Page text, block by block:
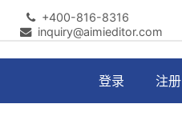
+400-816-8316
inquiry@aimieditor.com
登录 注册